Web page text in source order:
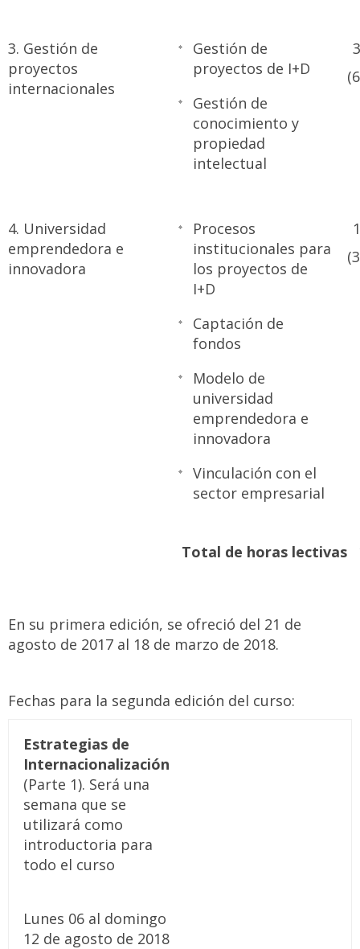
3. Gestión de
proyectos
internacionales
Gestión de
proyectos de I+D
Gestión de
conocimiento y
propiedad
intelectual
4. Universidad
emprendedora e
innovadora
Procesos
institucionales para
los proyectos de
I+D
Captación de
fondos
Modelo de
universidad
emprendedora e
innovadora
Vinculación con el
sector empresarial
Total de horas lectivas
En su primera edición, se ofreció del 21 de
agosto de 2017 al 18 de marzo de 2018.
Fechas para la segunda edición del curso:
Estrategias de
Internacionalización
(Parte 1). Será una
semana que se
utilizará como
introductoria para
todo el curso
Lunes 06 al domingo
12 de agosto de 2018